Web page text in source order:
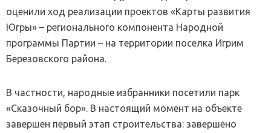
оценили ход реализации проектов «Карты развития
Югры» – регионального компонента Народной
программы Партии – на территории поселка Игрим
Березовского района.
В частности, народные избранники посетили парк
«Сказочный бор». В настоящий момент на объекте
завершен первый этап строительства: завершено